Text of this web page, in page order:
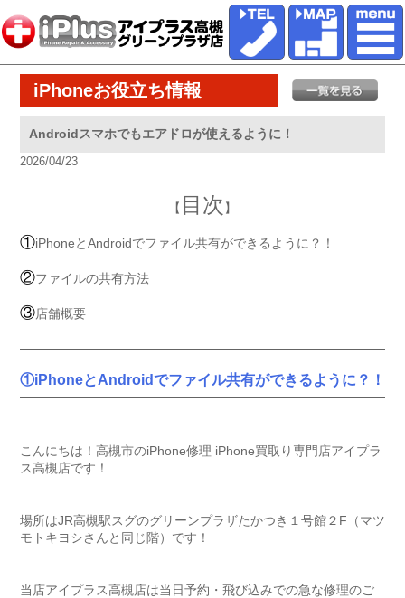
iPhoneお役立ち情報
Androidスマホでもエアドロが使えるように！
2026/04/23
【 目次 】
①iPhoneとAndroidでファイル共有ができるように？！
②ファイルの共有方法
③店舗概要
①iPhoneとAndroidでファイル共有ができるように？！
こんにちは！高槻市のiPhone修理 iPhone買取り専門店アイプラ
ス高槻店です！
場所はJR高槻駅スグのグリーンプラザたかつき１号館２F（マツ
モトキヨシさんと同じ階）です！
当店アイプラス高槻店は当日予約・飛び込みでの急な修理のご